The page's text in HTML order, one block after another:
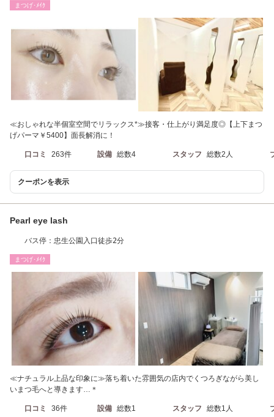
まつげ･ﾒｲｸ
≪おしゃれな半個室空間でリラックス*≫接客・仕上がり満足度◎【上下まつ
げパーマ￥5400】面長解消に！
口コミ 263件 設備 総数4 スタッフ 総数2人
クーポンを表示
Pearl eye lash
バス停：忠生公園入口徒歩2分
まつげ･ﾒｲｸ
≪ナチュラル上品な印象に≫落ち着いた雰囲気の店内でくつろぎながら美し
いまつ毛へと導きます…＊
口コミ 36件 設備 総数1 スタッフ 総数1人